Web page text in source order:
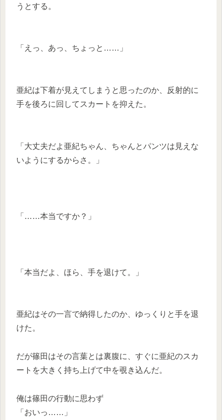
うとする。
「えっ、あっ、ちょっと……」
亜紀は下着が見えてしまうと思ったのか、反射的に
手を後ろに回してスカートを抑えた。
「大丈夫だよ亜紀ちゃん、ちゃんとパンツは見えな
いようにするからさ。」
「……本当ですか？」
「本当だよ、ほら、手を退けて。」
亜紀はその一言で納得したのか、ゆっくりと手を退
けた。
だが篠田はその言葉とは裏腹に、すぐに亜紀のスカ
ートを大きく持ち上げて中を覗き込んだ。
俺は篠田の行動に思わず
「おいっ……」